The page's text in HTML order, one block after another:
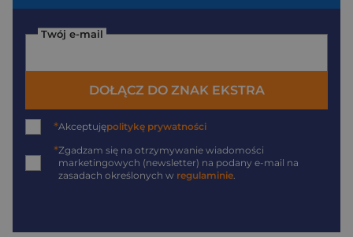
Twój e-mail
DOŁĄCZ DO ZNAK EKSTRA
*Akceptujępolitykę prywatności
*Zgadzam się na otrzymywanie wiadomości
marketingowych (newsletter) na podany e-mail na
zasadach określonych w regulaminie.